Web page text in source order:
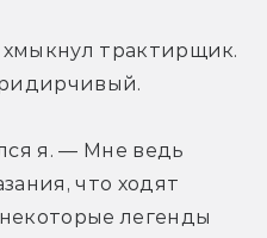
трактирщик.
я. — Мне ведь
что ходят
легенды